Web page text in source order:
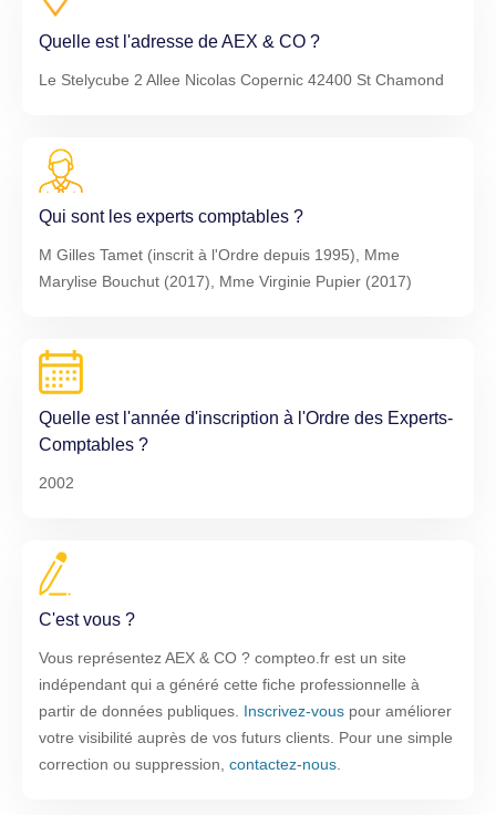
Quelle est l'adresse de AEX & CO ?
Le Stelycube 2 Allee Nicolas Copernic 42400 St Chamond
Qui sont les experts comptables ?
M Gilles Tamet (inscrit à l'Ordre depuis 1995), Mme
Marylise Bouchut (2017), Mme Virginie Pupier (2017)
Quelle est l'année d'inscription à l'Ordre des Experts-
Comptables ?
2002
C'est vous ?
Vous représentez AEX & CO ? compteo.fr est un site
indépendant qui a généré cette fiche professionnelle à
partir de données publiques. Inscrivez-vous pour améliorer
votre visibilité auprès de vos futurs clients. Pour une simple
correction ou suppression, contactez-nous